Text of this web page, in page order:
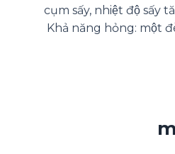
cụm sấy, nhiệt độ sấy
Khả năng hỏng: một